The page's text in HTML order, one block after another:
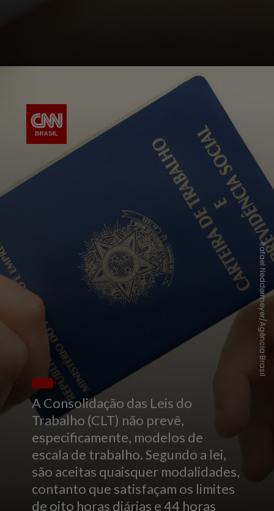
A Consolidação das Leis do
Trabalho (CLT) não prevê,
especificamente, modelos de
escala de trabalho. Segundo a lei,
são aceitas quaisquer modalidades,
contanto que satisfaçam os limites
de oito horas diárias e 44 horas
Rafael Neddermeyer/Agência Brasil